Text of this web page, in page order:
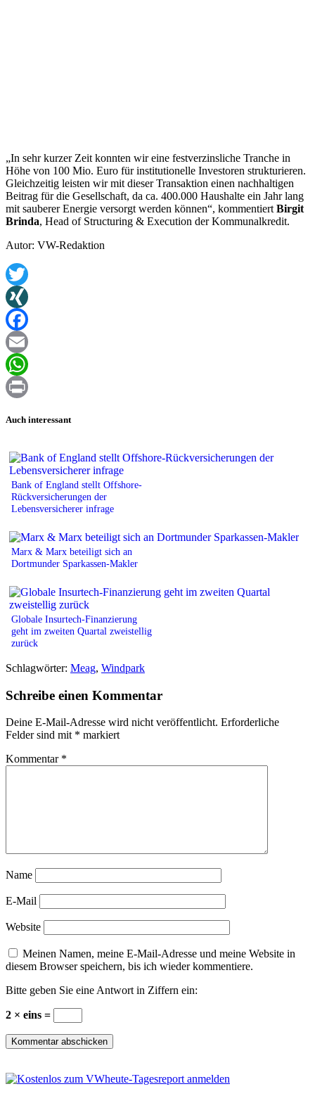
„In sehr kurzer Zeit konnten wir eine festverzinsliche Tranche in
Höhe von 100 Mio. Euro für institutionelle Investoren strukturieren.
Gleichzeitig leisten wir mit dieser Transaktion einen nachhaltigen
Beitrag für die Gesellschaft, da ca. 400.000 Haushalte ein Jahr lang
mit sauberer Energie versorgt werden können“, kommentiertBirgit
Brinda, Head of Structuring & Execution der Kommunalkredit.
Autor: VW-Redaktion
Twitter
XING
Facebook
Email
WhatsApp
Auch interessant
Bank of England stellt Offshore-
Rückversicherungen der
Lebensversicherer infrage
Marx & Marx beteiligt sich an
Dortmunder Sparkassen-Makler
Globale Insurtech-Finanzierung
geht im zweiten Quartal zweistellig
zurück
Schlagwörter: Meag, Windpark
Schreibe einen Kommentar
Deine E-Mail-Adresse wird nicht veröffentlicht. Erforderliche
Felder sind mit * markiert
Kommentar *
Name
E-Mail
Website
Meinen Namen, meine E-Mail-Adresse und meine Website in
diesem Browser speichern, bis ich wieder kommentiere.
Bitte geben Sie eine Antwort in Ziffern ein:
2 × eins =